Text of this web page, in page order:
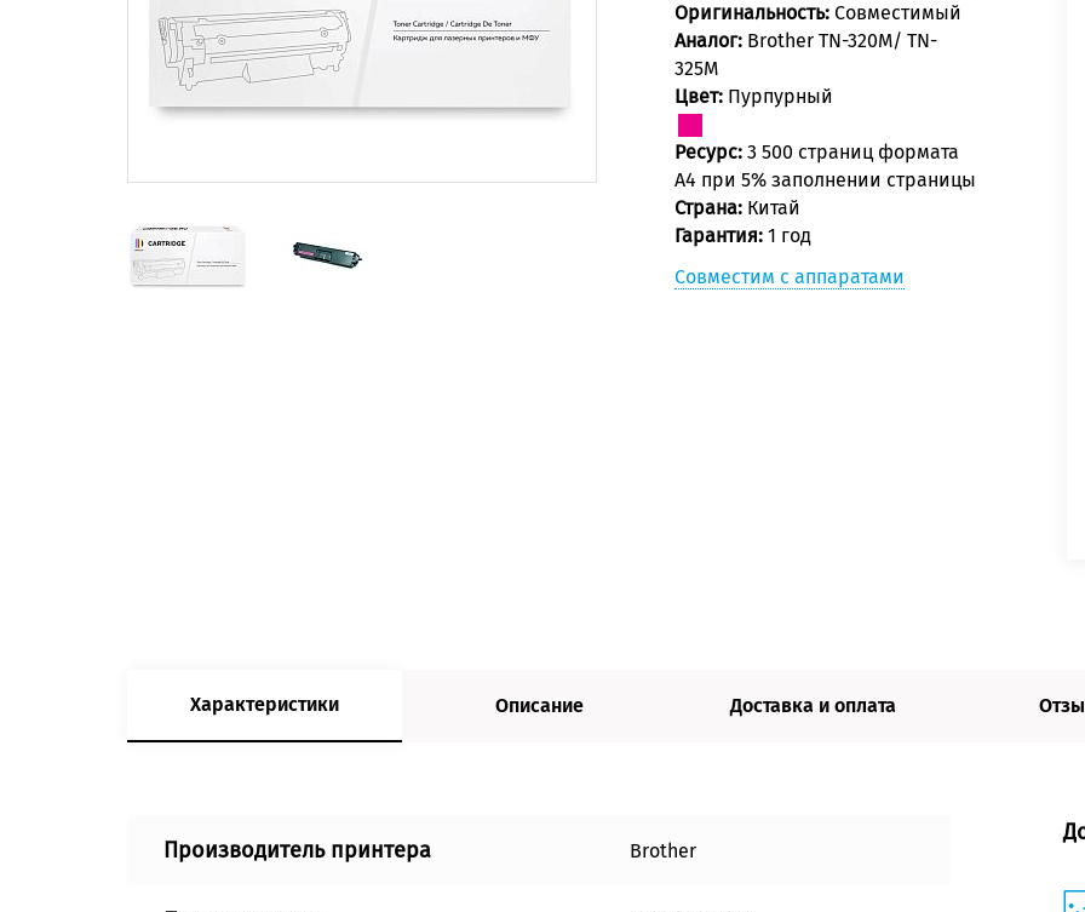
Оригинальность: Совместимый
Аналог: Brother TN-320M/ TN-
325M
Цвет: Пурпурный
Ресурс: 3 500 страниц формата
А4 при 5% заполнении страницы
Страна: Китай
Гарантия: 1 год
Совместим с аппаратами
Характеристики Описание Доставка и оплата
Производитель принтера Brother